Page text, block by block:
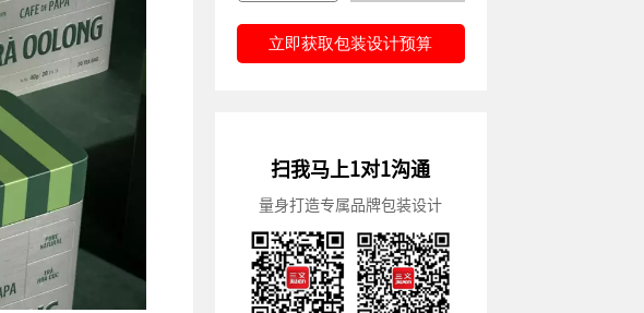
立即获取包装设计预算
扫我马上1对1沟通
量身打造专属品牌包装设计